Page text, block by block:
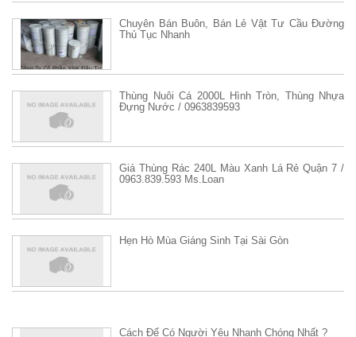
Chuyên Bán Buôn, Bán Lẻ Vật Tư Cầu Đường
Thủ Tục Nhanh
Thùng Nuôi Cá 2000L Hình Tròn, Thùng Nhựa
Đựng Nước / 0963839593
Giá Thùng Rác 240L Màu Xanh Lá Rẻ Quận 7 /
0963.839.593 Ms.Loan
Hẹn Hò Mùa Giáng Sinh Tại Sài Gòn
Cách Để Có Người Yêu Nhanh Chóng Nhất ?